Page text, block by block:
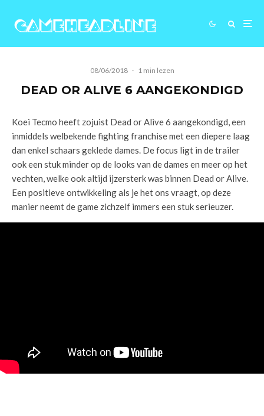
08/06/2018 · 1 min lezen
DEAD OR ALIVE 6 AANGEKONDIGD
Koei Tecmo heeft zojuist Dead or Alive 6 aangekondigd, een
inmiddels welbekende fighting franchise met een diepere laag
dan enkel schaars geklede dames. De focus ligt in de trailer
ook een stuk minder op de looks van de dames en meer op het
vechten, welke ook altijd ijzersterk was binnen Dead or Alive.
Een positieve ontwikkeling als je het ons vraagt, op deze
manier neemt de game zichzelf immers een stuk serieuzer.